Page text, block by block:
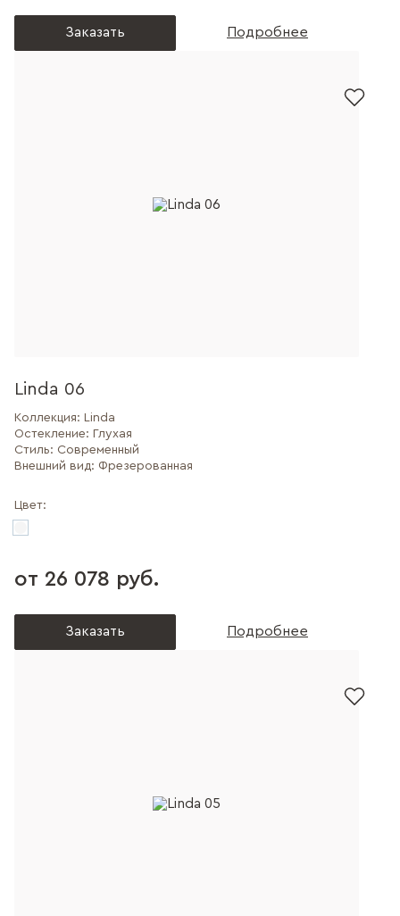
Заказать Подробнее
Linda 06
Коллекция: Linda
Остекление: Глухая
Стиль: Современный
Внешний вид: Фрезерованная
Цвет:
от 26 078 руб.
Заказать Подробнее